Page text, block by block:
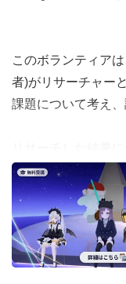
このボランティア
者)がリサーチャー
課題について考え
リサーチした結果
く社会に向けて情
アウトプットをし
ゃんおばあちゃん
ターネットでトラ
トラブルが合った